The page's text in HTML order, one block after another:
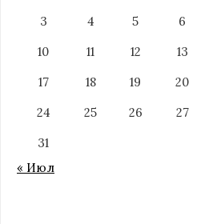
3
4 5 6
10
11 12 13
17
18 19 20
24
25 26 27
31
« Июл